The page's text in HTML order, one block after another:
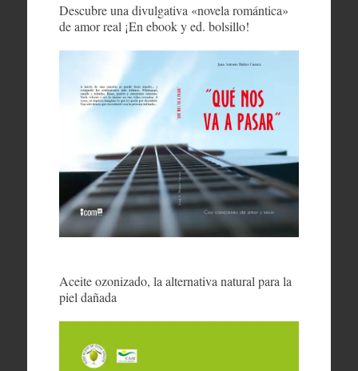
Descubre una divulgativa «novela romántica»
de amor real ¡En ebook y ed. bolsillo!
Aceite ozonizado, la alternativa natural para la
piel dañada